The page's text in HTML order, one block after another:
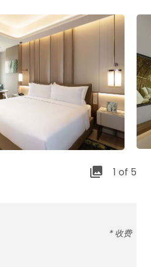
1 of 5
* 收费